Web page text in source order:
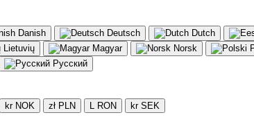
Danish Deutsch Dutch
Lietuvių
Magyar Norsk
Русский
kr NOK zł PLN L RON kr SEK